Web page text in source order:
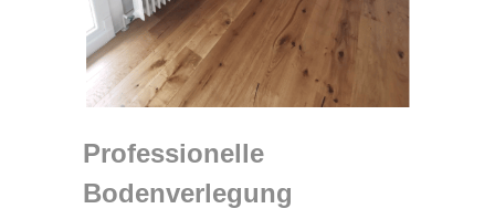
Professionelle
Bodenverlegung